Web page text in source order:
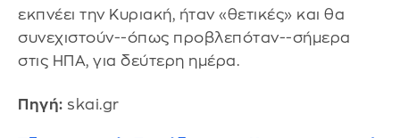
εκπνέει την Κυριακή, ήταν «θετικές» και θα
συνεχιστούν--όπως προβλεπόταν--σήμερα
στις ΗΠΑ, για δεύτερη ημέρα.
Πηγή: skai.gr